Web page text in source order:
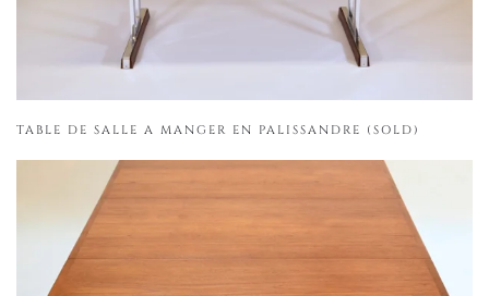
TABLE DE SALLE A MANGER EN PALISSANDRE (SOLD)